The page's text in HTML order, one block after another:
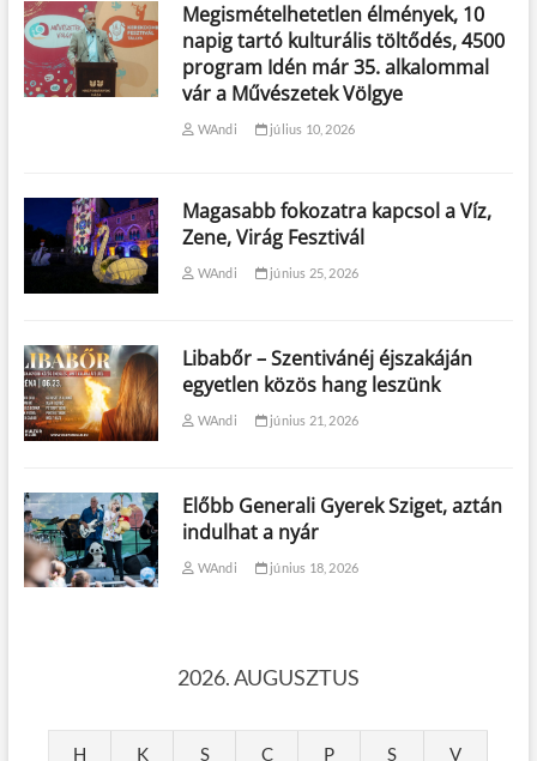
Megismételhetetlen élmények, 10
napig tartó kulturális töltődés, 4500
program Idén már 35. alkalommal
vár a Művészetek Völgye
WAndi július 10, 2026
Magasabb fokozatra kapcsol a Víz,
Zene, Virág Fesztivál
WAndi június 25, 2026
Libabőr – Szentivánéj éjszakáján
egyetlen közös hang leszünk
WAndi június 21, 2026
Előbb Generali Gyerek Sziget, aztán
indulhat a nyár
WAndi június 18, 2026
2026. AUGUSZTUS
H K S C P S V